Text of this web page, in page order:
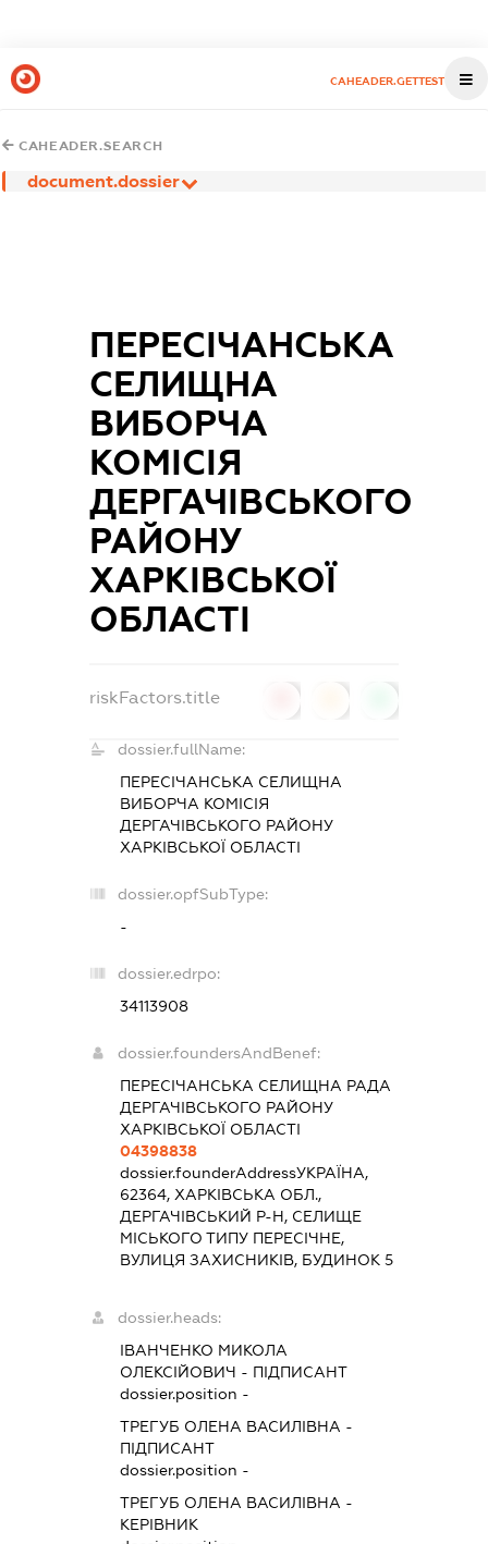
CAHEADER.GETTEST
CAHEADER.SEARCH
document.dossier
ПЕРЕСІЧАНСЬКА
СЕЛИЩНА
ВИБОРЧА
КОМІСІЯ
ДЕРГАЧІВСЬКОГО
РАЙОНУ
ХАРКІВСЬКОЇ
ОБЛАСТІ
riskFactors.title
dossier.fullName:
ПЕРЕСІЧАНСЬКА СЕЛИЩНА
ВИБОРЧА КОМІСІЯ
ДЕРГАЧІВСЬКОГО РАЙОНУ
ХАРКІВСЬКОЇ ОБЛАСТІ
dossier.opfSubType:
-
dossier.edrpo:
34113908
dossier.foundersAndBenef:
ПЕРЕСІЧАНСЬКА СЕЛИЩНА РАДА
ДЕРГАЧІВСЬКОГО РАЙОНУ
ХАРКІВСЬКОЇ ОБЛАСТІ
04398838
dossier.founderAddressУКРАЇНА,
62364, ХАРКІВСЬКА ОБЛ.,
ДЕРГАЧІВСЬКИЙ Р-Н, СЕЛИЩЕ
МІСЬКОГО ТИПУ ПЕРЕСІЧНЕ,
ВУЛИЦЯ ЗАХИСНИКІВ, БУДИНОК 5
dossier.heads:
ІВАНЧЕНКО МИКОЛА
ОЛЕКСІЙОВИЧ - ПІДПИСАНТ
dossier.position -
ТРЕГУБ ОЛЕНА ВАСИЛІВНА -
ПІДПИСАНТ
dossier.position -
ТРЕГУБ ОЛЕНА ВАСИЛІВНА -
КЕРІВНИК